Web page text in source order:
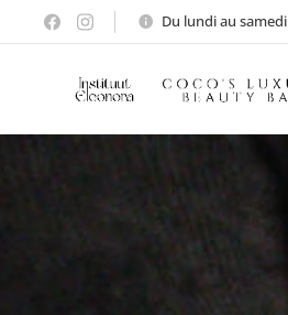
Du lundi au samedi